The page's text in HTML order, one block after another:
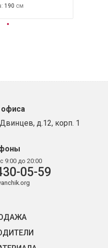
190
д.12, корп. 1
с 9:00 до 20:00
05-59